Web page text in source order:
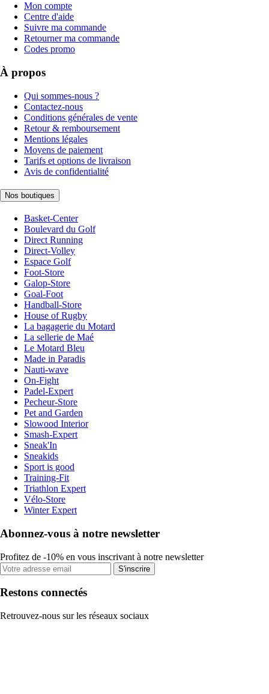
Mon compte
Centre d'aide
Suivre ma commande
Retourner ma commande
Codes promo
À propos
Qui sommes-nous ?
Contactez-nous
Conditions générales de vente
Retour & remboursement
Mentions légales
Moyens de paiement
Tarifs et options de livraison
Avis de confidentialité
Nos boutiques
Basket-Center
Boulevard du Golf
Direct Running
Direct-Volley
Espace Golf
Foot-Store
Galop-Store
Goal-Foot
Handball-Store
House of Rugby
La bagagerie du Motard
La sellerie de Maé
Le Motard Bleu
Made in Paradis
Nauti-wave
On-Fight
Padel-Expert
Pecheur-Store
Pet and Garden
Slowood Interior
Smash-Expert
Sneak'In
Sneakids
Sport is good
Training-Fit
Triathlon Expert
Vélo-Store
Winter Expert
Abonnez-vous à notre newsletter
Profitez de -10% en vous inscrivant à notre newsletter
S'inscrire
Restons connectés
Retrouvez-nous sur les réseaux sociaux